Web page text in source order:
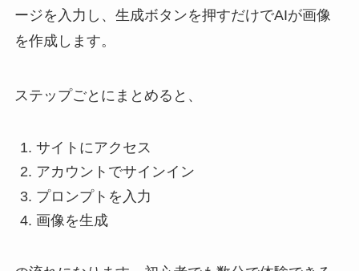
ージを入力し、生成ボタンを押すだけでAIが画像
を作成します。
ステップごとにまとめると、
サイトにアクセス
アカウントでサインイン
プロンプトを入力
画像を生成